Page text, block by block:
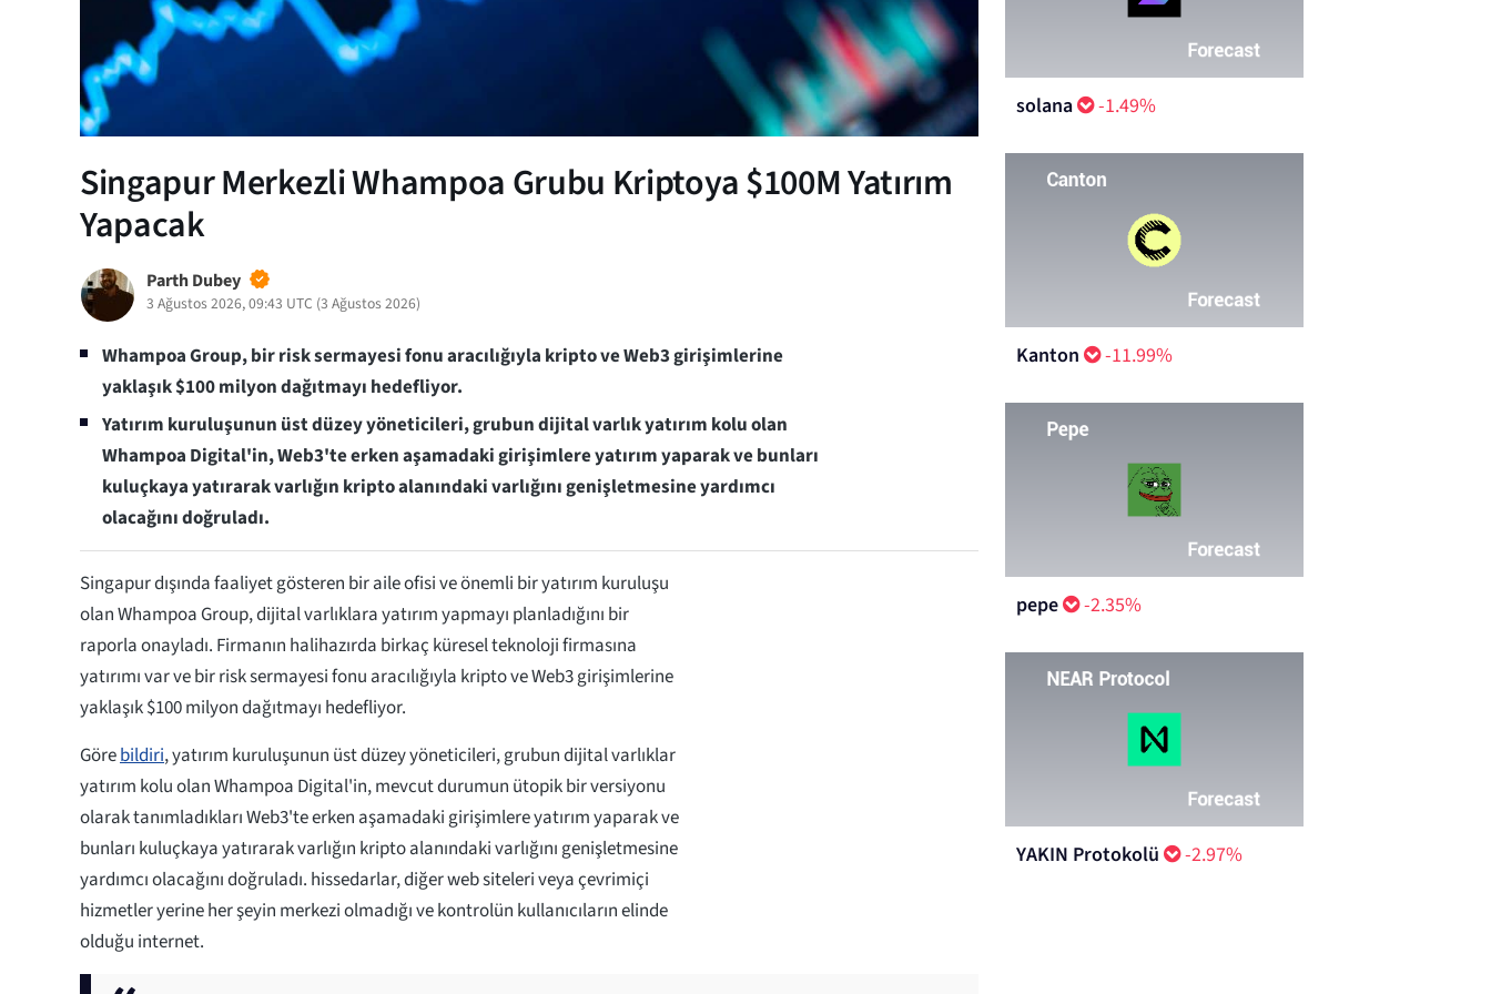
Singapur Merkezli Whampoa Grubu Kriptoya $100M Yatırım
Yapacak
Parth Dubey
3 Ağustos 2026, 09:43 UTC (3 Ağustos 2026)
Whampoa Group, bir risk sermayesi fonu aracılığıyla kripto ve Web3 girişimlerine
yaklaşık $100 milyon dağıtmayı hedefliyor.
Yatırım kuruluşunun üst düzey yöneticileri, grubun dijital varlık yatırım kolu olan
Whampoa Digital'in, Web3'te erken aşamadaki girişimlere yatırım yaparak ve bunları
kuluçkaya yatırarak varlığın kripto alanındaki varlığını genişletmesine yardımcı
olacağını doğruladı.
Singapur dışında faaliyet gösteren bir aile ofisi ve önemli bir yatırım kuruluşu
olan Whampoa Group, dijital varlıklara yatırım yapmayı planladığını bir
raporla onayladı. Firmanın halihazırda birkaç küresel teknoloji firmasına
yatırımı var ve bir risk sermayesi fonu aracılığıyla kripto ve Web3 girişimlerine
yaklaşık $100 milyon dağıtmayı hedefliyor.
Görebildiri, yatırım kuruluşunun üst düzey yöneticileri, grubun dijital varlıklar
yatırım kolu olan Whampoa Digital'in, mevcut durumun ütopik bir versiyonu
olarak tanımladıkları Web3'te erken aşamadaki girişimlere yatırım yaparak ve
bunları kuluçkaya yatırarak varlığın kripto alanındaki varlığını genişletmesine
yardımcı olacağını doğruladı. hissedarlar, diğer web siteleri veya çevrimiçi
hizmetler yerine her şeyin merkezi olmadığı ve kontrolün kullanıcıların elinde
olduğu internet.
solana -1.49%
Kanton -11.99%
pepe -2.35%
YAKIN Protokolü -2.97%